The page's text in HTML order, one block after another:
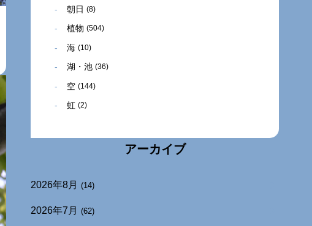
朝日 (8)
植物 (504)
海 (10)
湖・池 (36)
空 (144)
虹 (2)
アーカイブ
2026年8月 (14)
2026年7月 (62)